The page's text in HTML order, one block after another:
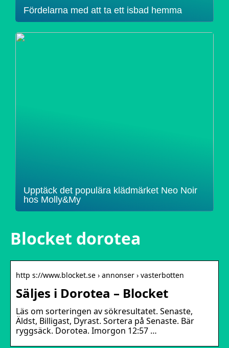
Fördelarna med att ta ett isbad hemma
Upptäck det populära klädmärket Neo Noir
hos Molly&My
Blocket dorotea
http s://www.blocket.se › annonser › vasterbotten
Säljes i Dorotea – Blocket
Läs om sorteringen av sökresultatet. Senaste,
Äldst, Billigast, Dyrast. Sortera på Senaste. Bär
ryggsäck. Dorotea. Imorgon 12:57 …